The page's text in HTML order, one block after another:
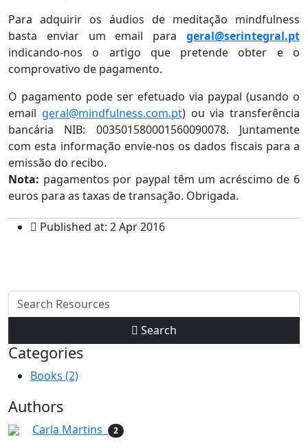
Para adquirir os áudios de meditação mindfulness
basta enviar um email para geral@serintegral.pt
indicando-nos o artigo que pretende obter e o
comprovativo de pagamento.
O pagamento pode ser efetuado via paypal (usando o
email geral@mindfulness.com.pt) ou via transferência
bancária NIB: 003501580001560090078. Juntamente
com esta informação envie-nos os dados fiscais para a
emissão do recibo.
Nota: pagamentos por paypal têm um acréscimo de 6
euros para as taxas de transação. Obrigada.
Published at: 2 Apr 2016
Search
Categories
Books (2)
Authors
Carla Martins 2